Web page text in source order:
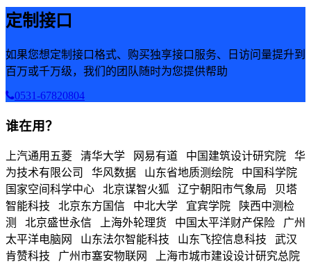
定制接口
如果您想定制接口格式、购买独享接口服务、日访问量提升到
百万或千万级，我们的团队随时为您提供帮助
0531-67820804
谁在用？
上汽通用五菱 清华大学 网易有道 中国建筑设计研究院
华
为技术有限公司
华风数据 山东省地质测绘院
中国科学院
国家空间科学中心
北京谋智火狐 辽宁朝阳市气象局
贝塔
智能科技
北京东方国信 中北大学 宜宾学院
陕西中测检
测
北京盛世永信 上海外轮理货 中国太平洋财产保险
广州
太平洋电脑网
山东法尔智能科技 山东飞控信息科技
武汉
肯赞科技
广州市塞安物联网
上海市城市建设设计研究总院